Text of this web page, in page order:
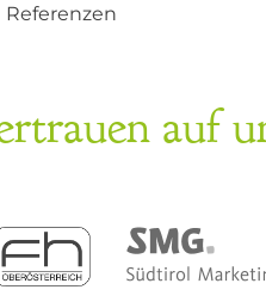
Referenzen
auf